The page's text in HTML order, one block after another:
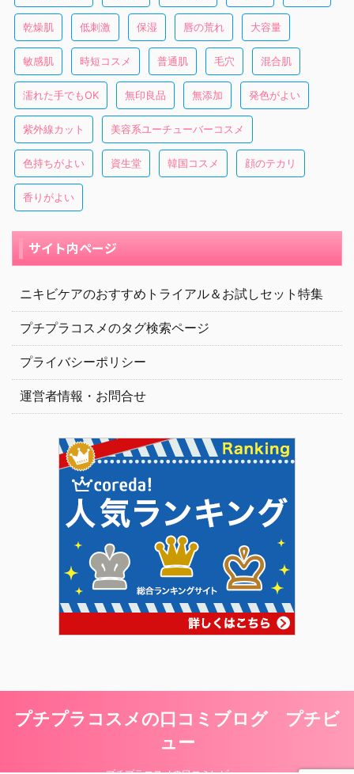
乾燥肌 低刺激 保湿 唇の荒れ 大容量
敏感肌 時短コスメ 普通肌 毛穴 混合肌
濡れた手でもOK 無印良品 無添加 発色がよい
紫外線カット 美容系ユーチューバーコスメ
色持ちがよい 資生堂 韓国コスメ 顔のテカリ
香りがよい
サイト内ページ
ニキビケアのおすすめトライアル＆お試しセット特集
プチプラコスメのタグ検索ページ
プライバシーポリシー
運営者情報・お問合せ
プチプラコスメの口コミブログ プチビ
ュー